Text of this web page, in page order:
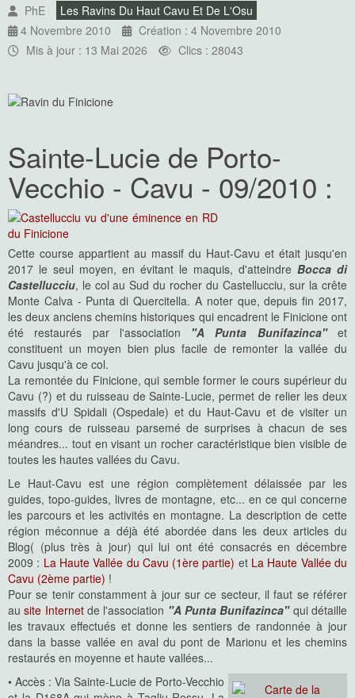
PhE
Les Ravins Du Haut Cavu Et De L'Osu
4 Novembre 2010
Création : 4 Novembre 2010
Mis à jour : 13 Mai 2026
Clics : 28043
Sainte-Lucie de Porto-
Vecchio - Cavu - 09/2010 :
Cette course appartient au massif du Haut-Cavu et était jusqu'en
2017 le seul moyen, en évitant le maquis, d'atteindre Bocca di
Castellucciu, le col au Sud du rocher du Castellucciu, sur la crête
Monte Calva - Punta di Quercitella. A noter que, depuis fin 2017,
les deux anciens chemins historiques qui encadrent le Finicione ont
été restaurés par l'association "A Punta Bunifazinca"et
constituent un moyen bien plus facile de remonter la vallée du
Cavu jusqu'à ce col.
La remontée du Finicione, qui semble former le cours supérieur du
Cavu (?) et du ruisseau de Sainte-Lucie, permet de relier les deux
massifs d'U Spidali (Ospedale) et du Haut-Cavu et de visiter un
long cours de ruisseau parsemé de surprises à chacun de ses
méandres... tout en visant un rocher caractéristique bien visible de
toutes les hautes vallées du Cavu.
Le Haut-Cavu est une région complètement délaissée par les
guides, topo-guides, livres de montagne, etc... en ce qui concerne
les parcours et les activités en montagne. La description de cette
région méconnue a déjà été abordée dans les deux articles du
Blog( (plus très à jour) qui lui ont été consacrés en décembre
2009 : La Haute Vallée du Cavu (1ère partie) et La Haute Vallée du
Cavu (2ème partie) !
Pour se tenir constamment à jour sur ce secteur, il faut se référer
ausite Internetde l'association "A Punta Bunifazinca"qui détaille
les travaux effectués et donne les sentiers de randonnée à jour
dans la basse vallée en aval du pont de Marionu et les chemins
restaurés en moyenne et haute vallées...
• Accès : Via Sainte-Lucie de Porto-Vecchio